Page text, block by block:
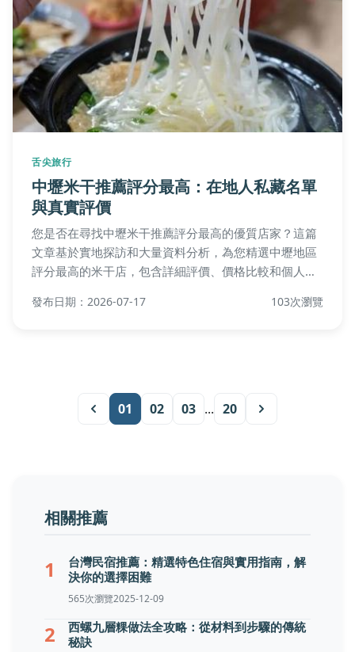
舌尖旅行
中壢米干推薦評分最高：在地人私藏名單
與真實評價
您是否在尋找中壢米干推薦評分最高的優質店家？這篇
文章基於實地探訪和大量資料分析，為您精選中壢地區
評分最高的米干店，包含詳細評價、價格比較和個人試
全面解析中壢米干的魅力，幫助您輕鬆找到心儀的美
發布日期：2026-07-17 103次瀏覽
01 02 03 ... 20
相關推薦
1
台灣民宿推薦：精選特色住宿與實用指南，解
決你的選擇困難
565次瀏覽2025-12-09
2
西螺九層粿做法全攻略：從材料到步驟的傳統
秘訣